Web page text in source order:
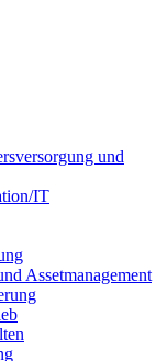
und
IT
Assetmanagement